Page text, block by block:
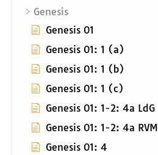
Genesis
Genesis 01
Genesis 01: 1 (a)
Genesis 01: 1 (b)
Genesis 01: 1 (c)
Genesis 01: 1-2: 4a LdG
Genesis 01: 1-2: 4a RVM
Genesis 01: 4